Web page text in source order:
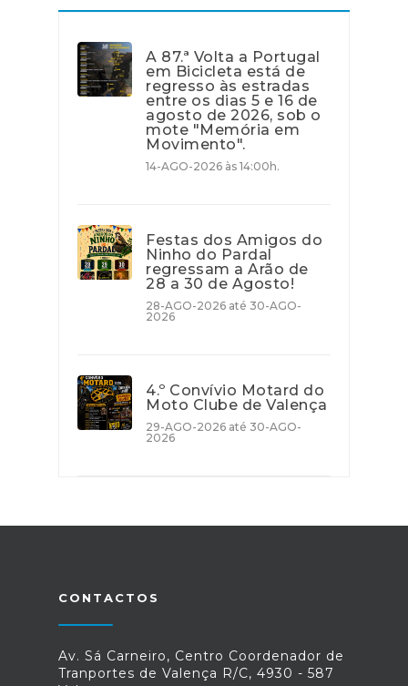
A 87.ª Volta a Portugal
em Bicicleta está de
regresso às estradas
entre os dias 5 e 16 de
agosto de 2026, sob o
mote "Memória em
Movimento".
14-AGO-2026 às 14:00h.
Festas dos Amigos do
Ninho do Pardal
regressam a Arão de
28 a 30 de Agosto!
28-AGO-2026 até 30-AGO-
2026
4.º Convívio Motard do
Moto Clube de Valença
29-AGO-2026 até 30-AGO-
2026
CONTACTOS
Av. Sá Carneiro, Centro Coordenador de
Tranportes de Valença R/C, 4930 - 587